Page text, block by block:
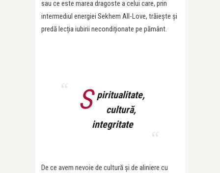
sau ce este marea dragoste a celui care, prin
intermediul energiei Sekhem All-Love, trăiește și
predă lecția iubirii necondiționate pe pământ.
S piritualitate,
cultură,
integritate
De ce avem nevoie de cultură și de aliniere cu